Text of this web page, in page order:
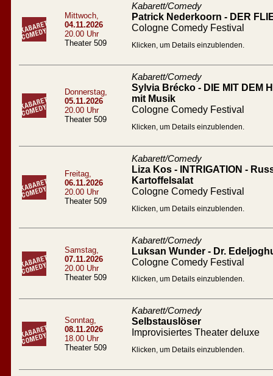
Mittwoch,
04.11.2026
20.00 Uhr
Theater 509
Kabarett/Comedy
Patrick Nederkoorn - DER
Cologne Comedy Festival
Klicken, um Details einzublenden.
Donnerstag,
05.11.2026
20.00 Uhr
Theater 509
Kabarett/Comedy
Sylvia Brécko - DIE MIT DEM
mit Musik
Cologne Comedy Festival
Klicken, um Details einzublenden.
Freitag,
06.11.2026
20.00 Uhr
Theater 509
Kabarett/Comedy
Liza Kos - INTRIGATION -
Kartoffelsalat
Cologne Comedy Festival
Klicken, um Details einzublenden.
Samstag,
07.11.2026
20.00 Uhr
Theater 509
Kabarett/Comedy
Luksan Wunder - Dr.
Cologne Comedy Festival
Klicken, um Details einzublenden.
Sonntag,
08.11.2026
18.00 Uhr
Theater 509
Kabarett/Comedy
Selbstauslöser
Improvisiertes Theater deluxe
Klicken, um Details einzublenden.